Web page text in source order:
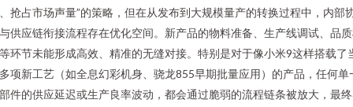
抢占市场声量”的策略，但在从发布到大规模量产的转换过程中，内部
供应链衔接流程存在优化空间。新产品的物料准备、生产线调试、品
环节未能形成高效、精准的无缝对接。特别是对于像小米9这样搭载了
项新工艺（如全息幻彩机身、骁龙855早期批量应用）的产品，任何单
件的供应延迟或生产良率波动，都会通过脆弱的流程链条被放大，最